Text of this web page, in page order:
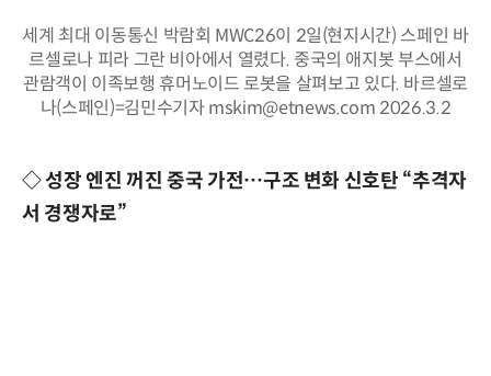
세계 최대 이동통신 박람회 MWC26이 2일(현지시간) 스페인 바
르셀로나 피라 그란 비아에서 열렸다. 중국의 애지봇 부스에서
관람객이 이족보행 휴머노이드 로봇을 살펴보고 있다. 바르셀로
나(스페인)=김민수기자 mskim@etnews.com 2026.3.2
◇ 성장 엔진 꺼진 중국 가전…구조 변화 신호탄 “추격자
서 경쟁자로”